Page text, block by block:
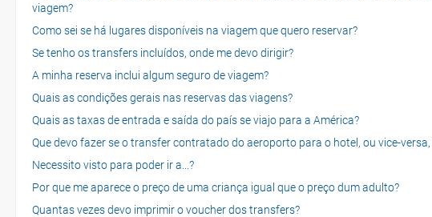
viagem?
Como sei se há lugares disponíveis na viagem que quero reservar?
Se tenho os transfers incluídos, onde me devo dirigir?
A minha reserva inclui algum seguro de viagem?
Quais as condições gerais nas reservas das viagens?
Quais as taxas de entrada e saída do país se viajo para a América?
Que devo fazer se o transfer contratado do aeroporto para o hotel, ou vice-
Necessito visto para poder ir a...?
Por que me aparece o preço de uma criança igual que o preço dum adulto?
Quantas vezes devo imprimir o voucher dos transfers?